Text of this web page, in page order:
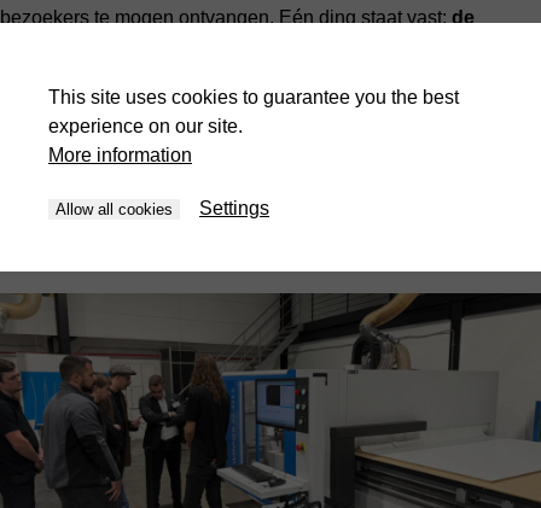
bezoekers te mogen ontvangen. Eén ding staat vast: de
houtbewerkingsoplossingen.
Opendeurdagen t.e.m. 30 november
This site uses cookies to guarantee you the best
experience on our site.
More information
Allow all cookies Settings